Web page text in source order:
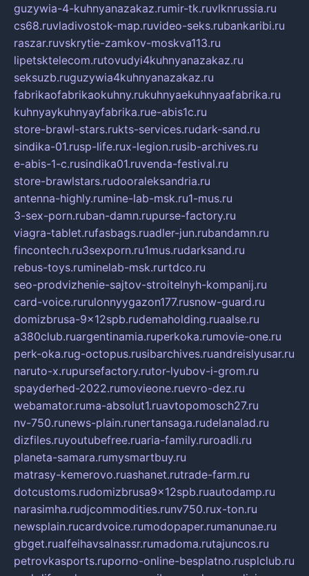
guzywia-4-kuhnyanazakaz.rumir-tk.ruvlknrussia.ru
cs68.ruvladivostok-map.ruvideo-seks.rubankaribi.ru
raszar.ruvskrytie-zamkov-moskva113.ru
lipetsktelecom.rutovudyi4kuhnyanazakaz.ru
seksuzb.ruguzywia4kuhnyanazakaz.ru
fabrikaofabrikaokuhny.rukuhnyaekuhnyaafabrika.ru
kuhnyaykuhnyayfabrika.rue-abis1c.ru
store-brawl-stars.rukts-services.rudark-sand.ru
sindika-01.rusp-life.rux-legion.rusib-archives.ru
e-abis-1-c.rusindika01.ruvenda-festival.ru
store-brawlstars.rudooraleksandria.ru
antenna-highly.rumine-lab-msk.ru1-mus.ru
3-sex-porn.ruban-damn.rupurse-factory.ru
viagra-tablet.rufasbags.ruadler-jun.rubandamn.ru
fincontech.ru3sexporn.ru1mus.rudarksand.ru
rebus-toys.ruminelab-msk.rurtdco.ru
seo-prodvizhenie-sajtov-stroitelnyh-kompanij.ru
card-voice.rurulonnyygazon177.rusnow-guard.ru
domizbrusa-9x12spb.rudemaholding.ruaalse.ru
a380club.ruargentinamia.ruperkoka.rumovie-one.ru
perk-oka.rug-octopus.rusibarchives.ruandreislyusar.ru
naruto-x.rupursefactory.rutor-lyubov-i-grom.ru
spayderhed-2022.rumovieone.ruevro-dez.ru
webamator.ruma-absolut1.ruavtopomosch27.ru
nv-750.runews-plain.runertansaga.rudelanalad.ru
dizfiles.ruyoutubefree.ruaria-family.ruroadli.ru
planeta-samara.rumysmartbuy.ru
matrasy-kemerovo.ruashanet.rutrade-farm.ru
dotcustoms.rudomizbrusa9x12spb.ruautodamp.ru
narasimha.rudjcommodities.runv750.rux-ton.ru
newsplain.rucardvoice.rumodopaper.rumanunae.ru
gbget.rualfeihavsalnassr.rumadoma.rutajuncos.ru
petrovkasports.ruporno-online-besplatno.rusplclub.ru